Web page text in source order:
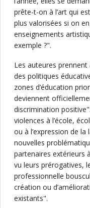
prête-t-on à l’art qui
plus valorisées si on
enseignements
exemple ?".
Les auteures prennent
des politiques
zones d’éducation
deviennent
discrimination
violences à l’école,
ou à l’expression de
nouvelles
partenaires extérieurs
vu leurs prérogatives,
professionnelle
création ou
existants".